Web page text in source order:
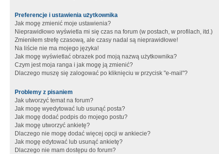
Preferencje i ustawienia użytkownika
Jak mogę zmienić moje ustawienia?
Nieprawidłowo wyświetla mi się czas na forum (w postach, w profilach, itd.)
Zmieniłem strefę czasową, ale czasy nadal są nieprawidłowe!
Na liście nie ma mojego języka!
Jak mogę wyświetlać obrazek pod moją nazwą użytkownika?
Czym jest moja ranga i jak mogę ją zmienić?
Dlaczego muszę się zalogować po kliknięciu w przycisk "e-mail"?
Problemy z pisaniem
Jak utworzyć temat na forum?
Jak mogę wyedytować lub usunąć posta?
Jak mogę dodać podpis do mojego postu?
Jak mogę utworzyć ankietę?
Dlaczego nie mogę dodać więcej opcji w ankiecie?
Jak mogę edytować lub usunąć ankietę?
Dlaczego nie mam dostępu do forum?